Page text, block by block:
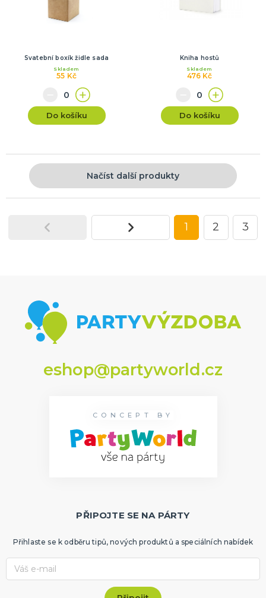
Svatební boxík židle sada
55 Kč
Skladem
Do košíku
Kniha hostů
476 Kč
Skladem
Do košíku
Načíst další produkty
1 2 3
eshop@partyworld.cz
CONCEPT BY
PŘIPOJTE SE NA PÁRTY
Přihlaste se k odběru tipů, nových produktů a speciálních nabídek